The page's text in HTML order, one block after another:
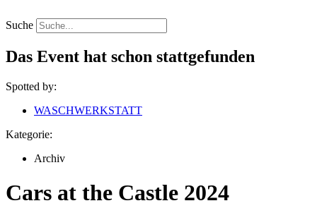
Inhalt
springen
Suche
Das Event hat schon stattgefunden
Spotted by:
WASCHWERKSTATT
Kategorie:
Archiv
Cars at the Castle 2024